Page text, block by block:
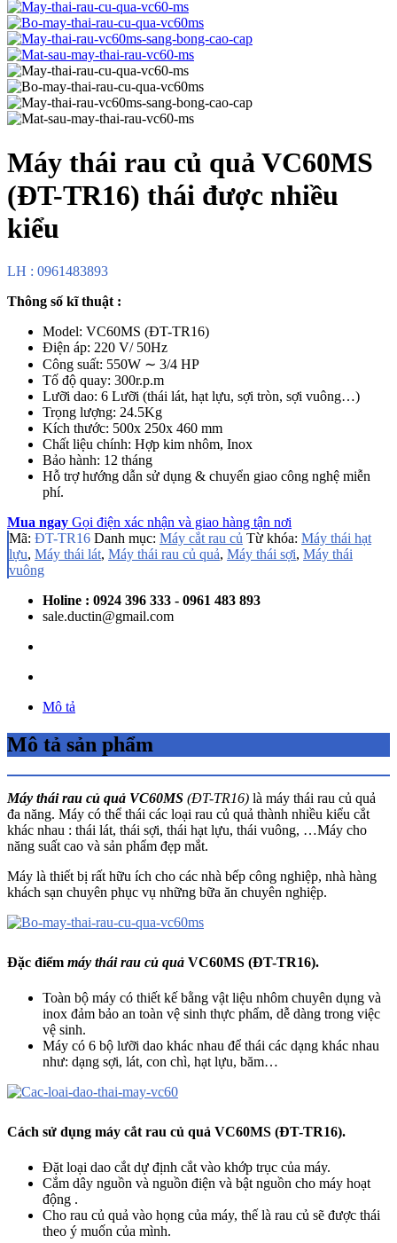
Máy thái rau củ quả VC60MS
(ĐT-TR16) thái được nhiều
kiểu
LH : 0961483893
Thông số kĩ thuật :
Model: VC60MS (ĐT-TR16)
Điện áp: 220 V/ 50Hz
Công suất: 550W ∼ 3/4 HP
Tố độ quay: 300r.p.m
Lưỡi dao: 6 Lưỡi (thái lát, hạt lựu, sợi tròn, sợi vuông…)
Trọng lượng: 24.5Kg
Kích thước: 500x 250x 460 mm
Chất liệu chính: Hợp kim nhôm, Inox
Bảo hành: 12 tháng
Hỗ trợ hướng dẫn sử dụng & chuyển giao công nghệ miễn
phí.
Mua ngay Gọi điện xác nhận và giao hàng tận nơi
Mã: ĐT-TR16 Danh mục: Máy cắt rau củ Từ khóa: Máy thái hạt
lựu, Máy thái lát, Máy thái rau củ quả, Máy thái sợi, Máy thái
vuông
Holine : 0924 396 333 - 0961 483 893
sale.ductin@gmail.com
Mô tả
Mô tả sản phẩm
Máy thái rau củ quả VC60MS (ĐT-TR16) là máy thái rau củ quả
đa năng. Máy có thể thái các loại rau củ quả thành nhiều kiểu cắt
khác nhau : thái lát, thái sợi, thái hạt lựu, thái vuông, …Máy cho
năng suất cao và sản phẩm đẹp mắt.
Máy là thiết bị rất hữu ích cho các nhà bếp công nghiệp, nhà hàng
khách sạn chuyên phục vụ những bữa ăn chuyên nghiệp.
Đặc điểm máy thái rau củ quả VC60MS (ĐT-TR16).
Toàn bộ máy có thiết kế bằng vật liệu nhôm chuyên dụng và
inox đảm bảo an toàn vệ sinh thực phẩm, dễ dàng trong việc
vệ sinh.
Máy có 6 bộ lưỡi dao khác nhau để thái các dạng khác nhau
như: dạng sợi, lát, con chì, hạt lựu, băm…
Cách sử dụng máy cắt rau củ quả VC60MS (ĐT-TR16).
Đặt loại dao cắt dự định cắt vào khớp trục của máy.
Cắm dây nguồn và nguồn điện và bật nguồn cho máy hoạt
động .
Cho rau củ quả vào họng của máy, thế là rau củ sẽ được thái
theo ý muốn của mình.